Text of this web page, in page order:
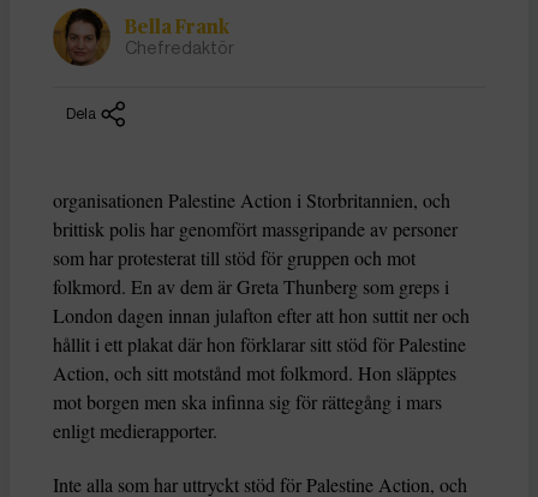
Bella Frank
Chefredaktör
Dela
organisationen Palestine Action i Storbritannien, och
brittisk polis har genomfört massgripande av personer
som har protesterat till stöd för gruppen och mot
folkmord. En av dem är Greta Thunberg som greps i
London dagen innan julafton efter att hon suttit ner och
hållit i ett plakat där hon förklarar sitt stöd för Palestine
Action, och sitt motstånd mot folkmord. Hon släpptes
mot borgen men ska infinna sig för rättegång i mars
enligt medierapporter.
Inte alla som har uttryckt stöd för Palestine Action, och